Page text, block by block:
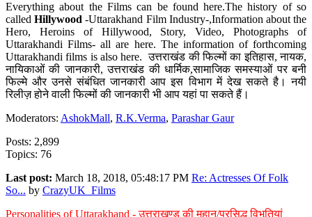
Everything about the Films can be found here.The history of so
calledHillywood-Uttarakhand Film Industry-,Information about the
Hero, Heroins of Hillywood, Story, Video, Photographs of
Uttarakhandi Films- all are here. The information of forthcoming
Uttarakhandi films is also here. उत्तराखंड की फिल्मों का इतिहास, नायक,
नायिकाओं की जानकारी, उत्तराखंड की धार्मिक,सामाजिक समस्याओं पर बनी
फिल्मे और उनसे संबंधित जानकारी आप इस विभाग में देख सकते है। नयी
रिलीज़ होने वाली फिल्मों की जानकारी भी आप यहां पा सकते हैं।
Moderators: AshokMall, R.K.Verma, Parashar Gaur
Posts: 2,899
Topics: 76
Last post: March 18, 2018, 05:48:17 PM Re: Actresses Of Folk
So... by CrazyUK_Films
Personalities of Uttarakhand - उत्तराखण्ड की महान/प्रसिद्ध विभूतियां